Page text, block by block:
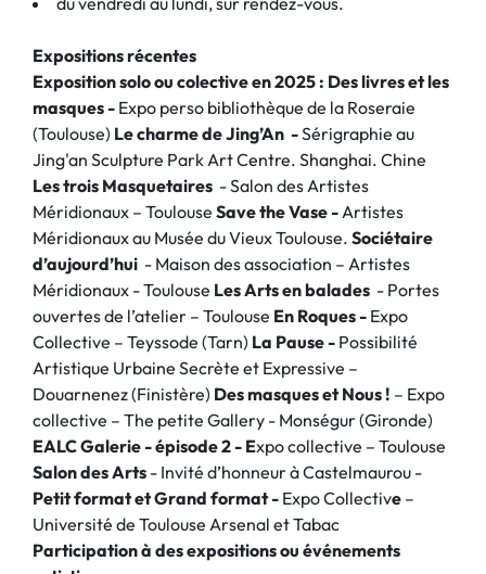
Expositions récentes
Exposition solo ou colective en 2025 : Des livres et les
masques - Expo perso bibliothèque de la Roseraie
(Toulouse) Le charme de Jing’An -Sérigraphie au
Jing'an Sculpture Park Art Centre. Shanghai. Chine
Les trois Masquetaires - Salon des Artistes
Méridionaux – Toulouse Save the Vase -Artistes
Méridionaux au Musée du Vieux Toulouse. Sociétaire
d’aujourd’hui - Maison des association – Artistes
Méridionaux - Toulouse Les Arts en balades - Portes
ouvertes de l’atelier – Toulouse En Roques - Expo
Collective – Teyssode (Tarn) La Pause - Possibilité
Artistique Urbaine Secrète et Expressive –
Douarnenez (Finistère) Des masques et Nous ! – Expo
collective – The petite Gallery - Monségur (Gironde)
EALC Galerie - épisode 2- Expo collective – Toulouse
Salon des Arts - Invité d’honneur à Castelmaurou -
Petit format et Grand format- Expo Collective –
Université de Toulouse Arsenal et Tabac
Participation à des expositions ou événements